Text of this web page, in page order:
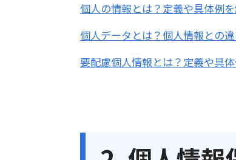
個人の情報とは？定義や具体例
個人データとは？個人情報との
要配慮個人情報とは？定義や具